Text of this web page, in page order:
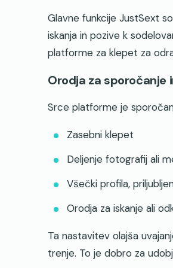
Glavne funkcije JustSext
iskanja in pozive k
platforme za klepet za
Orodja za sporočanje
Srce platforme je
Zasebni klepet
Deljenje fotografij ali
Všečki profila,
Orodja za iskanje ali
Ta nastavitev olajša
trenje. To je dobro za